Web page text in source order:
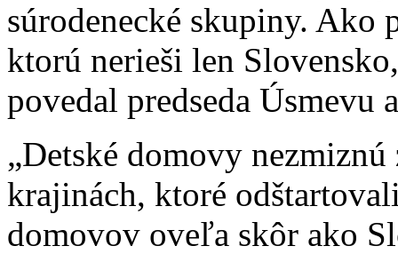
súrodenecké skupiny.
ktorú nerieši len
povedal predseda
„Detské domovy
krajinách, ktoré
domovov oveľa skôr ako